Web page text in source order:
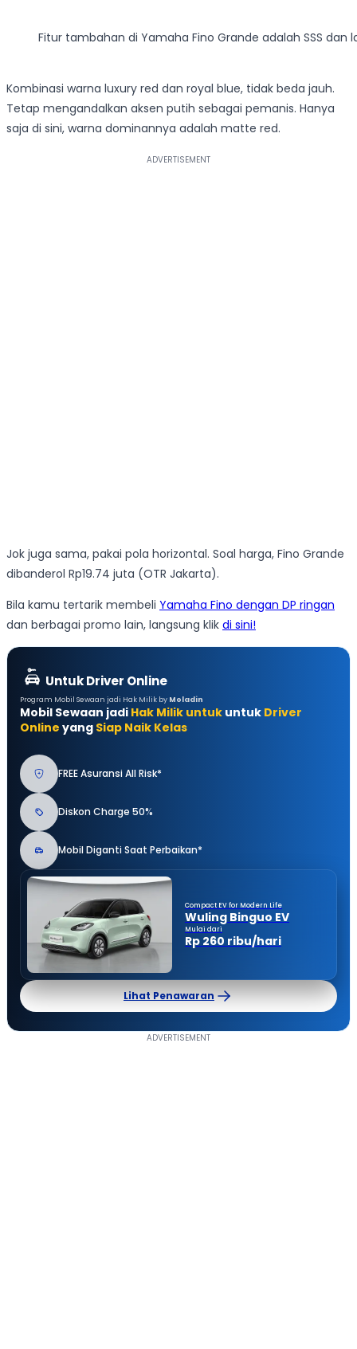
Fitur tambahan di Yamaha Fino Grande adalah SSS dan
Kombinasi warna luxury red dan royal blue, tidak beda jauh.
Tetap mengandalkan aksen putih sebagai pemanis. Hanya
saja di sini, warna dominannya adalah matte red.
Jok juga sama, pakai pola horizontal. Soal harga, Fino Grande
dibanderol Rp19.74 juta (OTR Jakarta).
Bila kamu tertarik membeli Yamaha Fino dengan DP ringan
dan berbagai promo lain, langsung klik di sini!
Untuk Driver Online
Program Mobil Sewaan jadi Hak Milik by Moladin
Mobil Sewaan jadi Hak Milik untuk untuk Driver
Online yang Siap Naik Kelas
FREE Asuransi All Risk*
Diskon Charge 50%
Mobil Diganti Saat Perbaikan*
Compact EV for Modern Life
Wuling Binguo EV
Mulai dari
Rp 260 ribu/hari
Lihat Penawaran